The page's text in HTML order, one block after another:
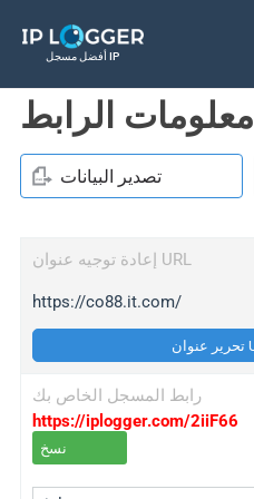
أفضل مسجل IP
معلومات الرابط
تصدير البيانات
إعادة توجيه عنوان URL
https://co88.it.com/
رابط المسجل الخاص بك
https://iplogger.com/2iiF66
نسخ